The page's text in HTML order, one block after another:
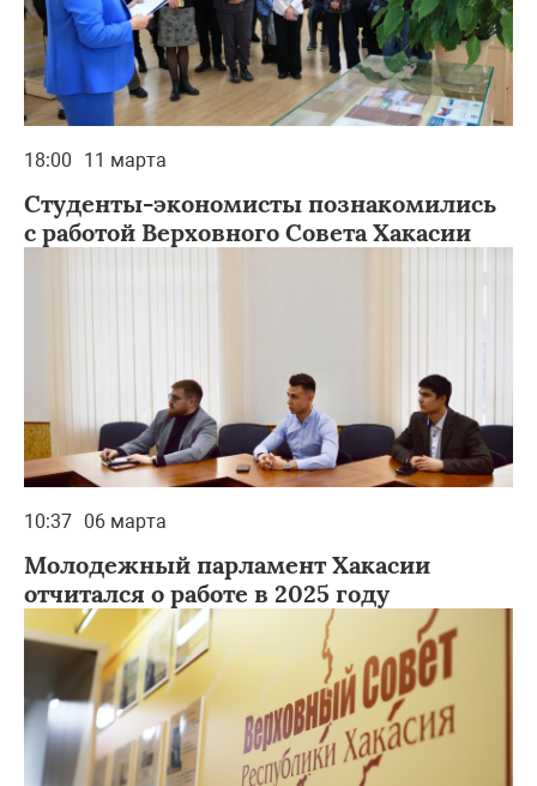
18:00 11 марта
Студенты-экономисты познакомились
с работой Верховного Совета Хакасии
10:37 06 марта
Молодежный парламент Хакасии
отчитался о работе в 2025 году